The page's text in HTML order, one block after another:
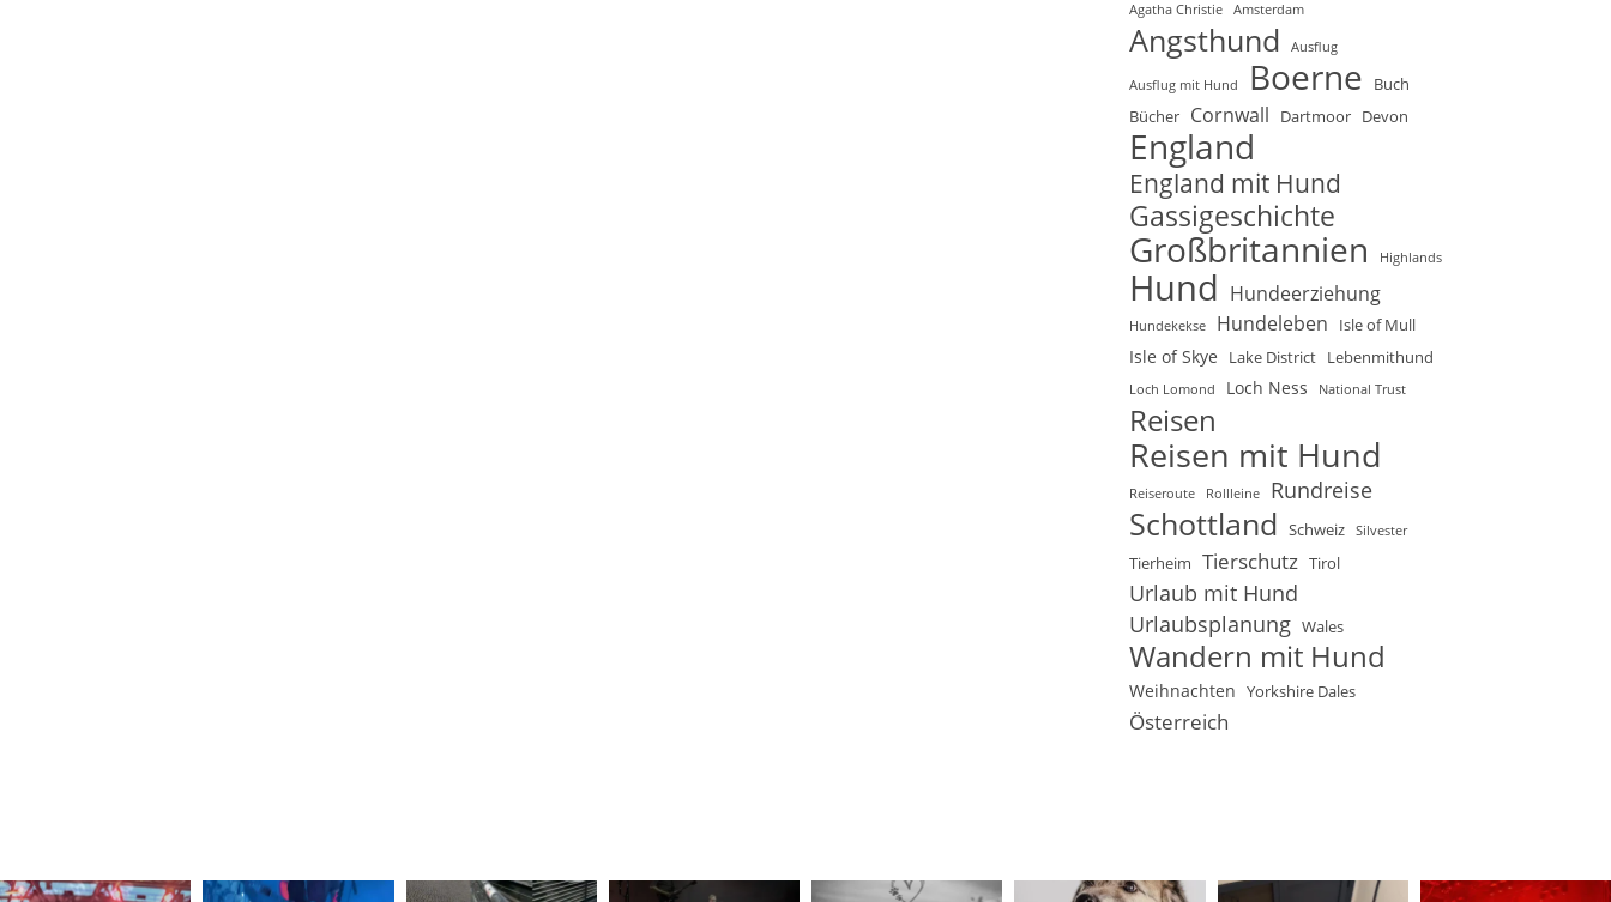
Agatha Christie Amsterdam
Angsthund Ausflug
Ausflug mit Hund Boerne
Buch
Bücher Cornwall Dartmoor Devon
England
England mit Hund
Gassigeschichte
Großbritannien Highlands
Hund Hundeerziehung
Hundekekse Hundeleben Isle of Mull
Isle of Skye Lake District Lebenmithund
Loch Lomond Loch Ness National Trust
Reisen
Reisen mit Hund
Reiseroute Rollleine Rundreise
Schottland Schweiz Silvester
Tierheim Tierschutz Tirol
Urlaub mit Hund
Urlaubsplanung Wales
Wandern mit Hund
Weihnachten Yorkshire Dales
Österreich